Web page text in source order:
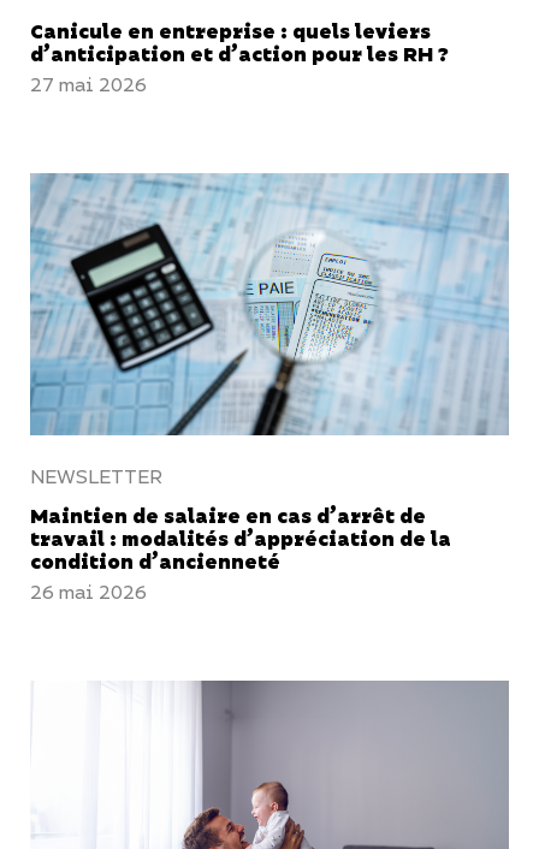
Canicule en entreprise : quels leviers
d’anticipation et d’action pour les RH ?
27 mai 2026
NEWSLETTER
Maintien de salaire en cas d’arrêt de
travail : modalités d’appréciation de la
condition d’ancienneté
26 mai 2026